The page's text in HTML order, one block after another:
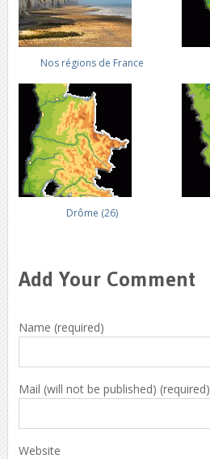
Nos régions de France
Drôme (26)
Add Your Comment
Name (required)
Mail (will not be published) (required)
Website